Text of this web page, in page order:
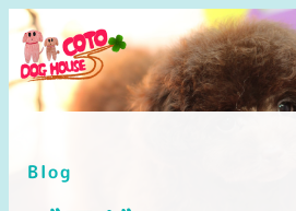
メ
イ
ン
Blog